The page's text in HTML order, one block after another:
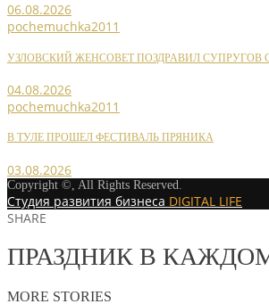
06.08.2026
pochemuchka2011
УЗЛОВСКИЙ ЖЕНСОВЕТ ПОЗДРАВИЛ СУПРУГОВ
04.08.2026
pochemuchka2011
В ТУЛЕ ПРОШЕЛ ФЕСТИВАЛЬ ПРЯНИКА
03.08.2026
Copyright ©, All Rights Reserved.
Студия развития бизнеса DIGITAL LIFE
SHARE
ПРАЗДНИК В
MORE STORIES